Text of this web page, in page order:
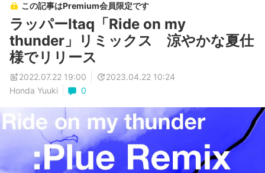
この記事はPremium会員限定です
ラッパーItaq「Ride on my
thunder」リミックス 涼やかな夏仕
様でリリース
2022.07.22 19:00
2023.04.22 10:24
Honda Yuuki
0